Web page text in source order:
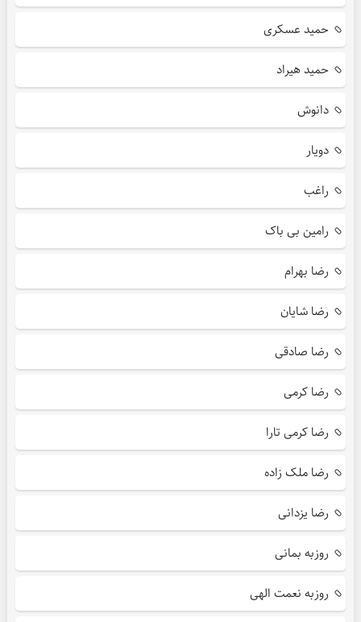
حمید عسکری
حمید هیراد
دانوش
دویار
راغب
رامین بی باک
رضا بهرام
رضا شایان
رضا صادقی
رضا کرمی
رضا کرمی تارا
رضا ملک زاده
رضا یزدانی
روزبه بمانی
روزبه نعمت الهی